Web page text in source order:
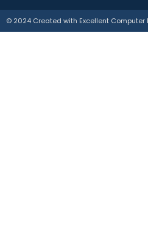
© 2024 Created with Excellent Computer